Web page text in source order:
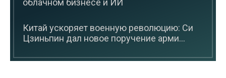
облачном бизнесе и ИИ
Китай ускоряет военную революцию: Си
Цзиньпин дал новое поручение арми...